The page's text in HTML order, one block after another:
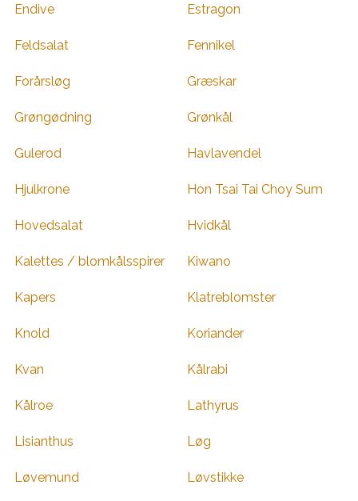
Endive Estragon
Feldsalat Fennikel
Forårsløg Græskar
Grøngødning Grønkål
Gulerod Havlavendel
Hjulkrone Hon Tsai Tai Choy Sum
Hovedsalat Hvidkål
Kalettes / blomkålsspirer Kiwano
Kapers Klatreblomster
Knold Koriander
Kvan Kålrabi
Kålroe Lathyrus
Lisianthus Løg
Løvemund Løvstikke